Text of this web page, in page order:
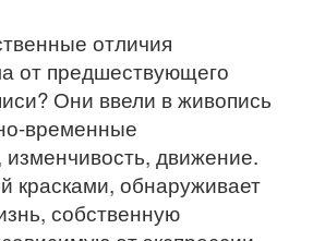
отличия
от предшествующего
Они ввели в живопись
временные
изменчивость, движение.
красками, обнаруживает
собственную